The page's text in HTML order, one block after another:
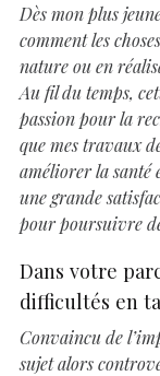
Dès mon plus
comment les
nature ou en
Au fil du temps,
passion pour la
que mes travaux
améliorer la santé
une grande
pour poursuivre
Dans votre
difficultés en
Convaincu de
sujet alors